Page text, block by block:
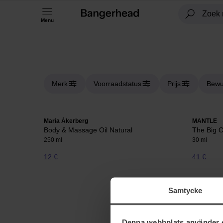
Samtycke
Menu
Merk Voorraadstatus Prijs
Maria Åkerberg
Body & Massage Oil Natural
250 ml
12 €
MANTLE
The Big O
30 ml
41 €